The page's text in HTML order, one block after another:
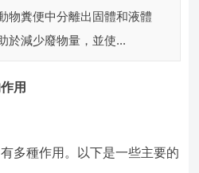
物糞便中分離出固體和液體
於減少廢物量，並使...
用
多種作用。以下是一些主要的